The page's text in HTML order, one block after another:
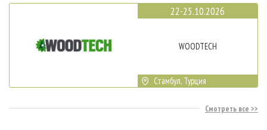
22-25.10.2026
WOODTECH
Стамбул, Турция
Смотреть все